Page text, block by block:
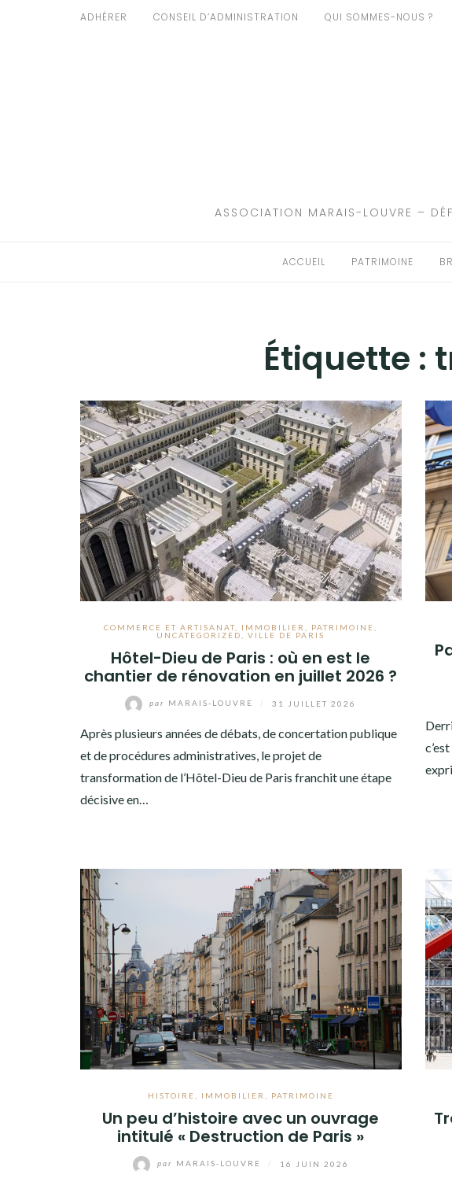
ADHÉRER CONSEIL D’ADMINISTRATION QUI SOMMES-NOUS ?
ASSOCIATION MARAIS-LOUVRE –
ACCUEIL PATRIMOINE
Étiquette :
COMMERCE ET ARTISANAT IMMOBILIER PATRIMOINE
UNCATEGORIZED
,VILLE DE PARIS
Hôtel-Dieu de Paris : où en est le
chantier de rénovation en juillet 2026 ?
par MARAIS-LOUVRE 31 JUILLET 2026
Après plusieurs années de débats, de concertation publique
et de procédures administratives, le projet de
transformation de l’Hôtel-Dieu de Paris franchit une étape
décisive en…
HISTOIRE IMMOBILIER PATRIMOINE
Un peu d’histoire avec un ouvrage
intitulé « Destruction de Paris »
par MARAIS-LOUVRE 16 JUIN 2026